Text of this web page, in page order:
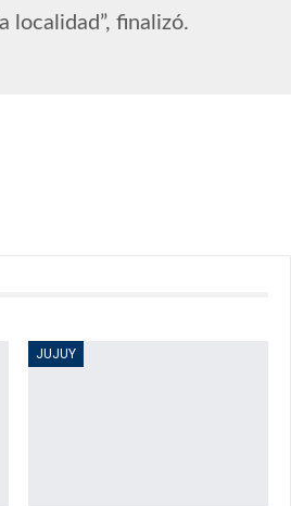
localidad”, finalizó.
JUJUY